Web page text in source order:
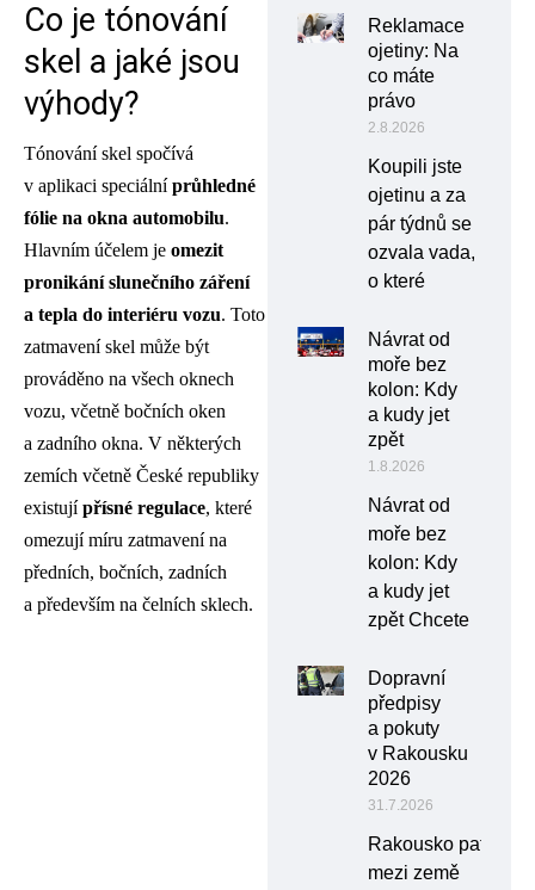
Co je tónování
skel a jaké jsou
výhody?
Tónování skel spočívá
v aplikaci speciálníprůhledné
fólie na okna automobilu.
Hlavním účelem je omezit
pronikání slunečního záření
a tepla do interiéru vozu. Toto
zatmavení skel může být
prováděno na všech oknech
vozu, včetně bočních oken
a zadního okna. V některých
zemích včetně České republiky
existujípřísné regulace, které
omezují míru zatmavení na
předních, bočních, zadních
a především na čelních sklech.
Reklamace
ojetiny: Na
co máte
právo
2.8.2026
Koupili jste
ojetinu a za
pár týdnů se
ozvala vada,
o které
Návrat od
moře bez
kolon: Kdy
a kudy jet
zpět
1.8.2026
Návrat od
moře bez
kolon: Kdy
a kudy jet
zpět Chcete
Dopravní
předpisy
a pokuty
v Rakousku
2026
31.7.2026
Rakousko patří
mezi země